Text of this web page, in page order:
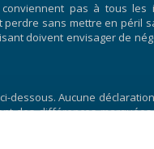
pas à tous les
sans mettre en péril
doivent envisager de
Aucune
des différences
des résultats de
et aucun résultat